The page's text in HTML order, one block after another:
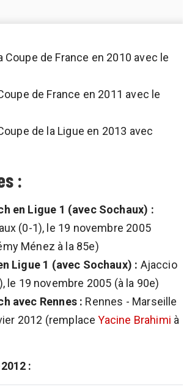
Coupe de France en 2010 avec le
de France en 2011 avec le
de la Ligue en 2013 avec
:
en Ligue 1 (avec Sochaux) :
(0-1), le 19 novembre 2005
Ménez à la 85e)
Ligue 1 (avec Sochaux) : Ajaccio
le 19 novembre 2005 (à la 90e)
avec Rennes : Rennes - Marseille
2012 (remplaceYacine Brahimi à
: